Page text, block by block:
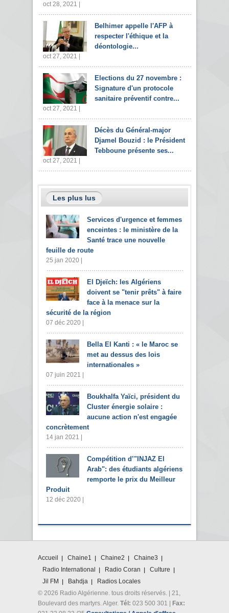
oct 28, 2021 |
Belhimer appelle l'AFP à
respecter l'éthique et la
déontologie...
oct 27, 2021 |
Elections du 27 novembre :
Signature d'un protocole
sanitaire préventif contre...
oct 27, 2021 |
Décès du Général-major
Djamel Bouzid : le Président
Tebboune présente ses...
oct 27, 2021 |
Les plus lus
Services d'urgence et femmes
enceintes : le ministère de la
Santé trace une nouvelle
feuille de route
25 jan 2020 |
El Djeïch: les Algériens
doivent se "tenir prêts" à faire
face à la menace sur la
sécurité de la région
07 déc 2020 |
Bella El Kanti : « le Maroc se
met au dessus des lois
internationales »
07 juin 2021 |
Boukhalfa Yaïci, président du
Cluster énergie solaire :
aucune action n'est engagée
concrètement
14 jan 2021 |
Compétition d’"INJAZ El
Arab": des étudiants algériens
remporte le prix du Meilleur
Produit
12 déc 2020 |
Accueil Chaine1 Chaine2
Chaine3
Radio International
Radio Coran
Culture
Jil FM
Bahdja
Radios Locales
© 2026 Radio Algérienne. tous droits réservés. | 21,
Boulevard des martyrs. Alger. Tél: 023 500 301 |
Fax: